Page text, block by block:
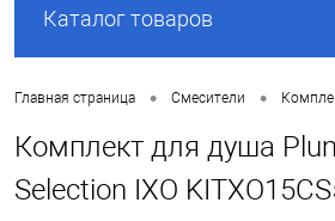
Каталог товаров
Главная страница • Смесители •
Комплект для душа
Selection IXO